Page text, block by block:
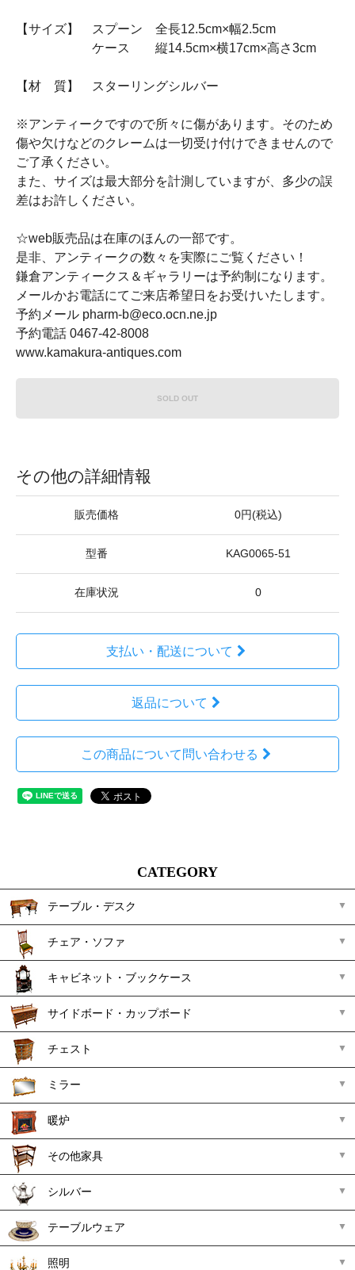
【サイズ】 スプーン 全長12.5cm×幅2.5cm
ケース 縦14.5cm×横17cm×高さ3cm
【材 質】 スターリングシルバー
※アンティークですので所々に傷があります。そのため
傷や欠けなどのクレームは一切受け付けできませんので
ご了承ください。
また、サイズは最大部分を計測していますが、多少の誤
差はお許しください。
☆web販売品は在庫のほんの一部です。
是非、アンティークの数々を実際にご覧ください！
鎌倉アンティークス＆ギャラリーは予約制になります。
メールかお電話にてご来店希望日をお受けいたします。
予約メール pharm-b@eco.ocn.ne.jp
予約電話 0467-42-8008
www.kamakura-antiques.com
SOLD OUT
その他の詳細情報
販売価格 0円(税込)
型番 KAG0065-51
在庫状況 0
支払い・配送について
返品について
この商品について問い合わせる
CATEGORY
テーブル・デスク
チェア・ソファ
キャビネット・ブックケース
サイドボード・カップボード
チェスト
ミラー
暖炉
その他家具
シルバー
テーブルウェア
照明